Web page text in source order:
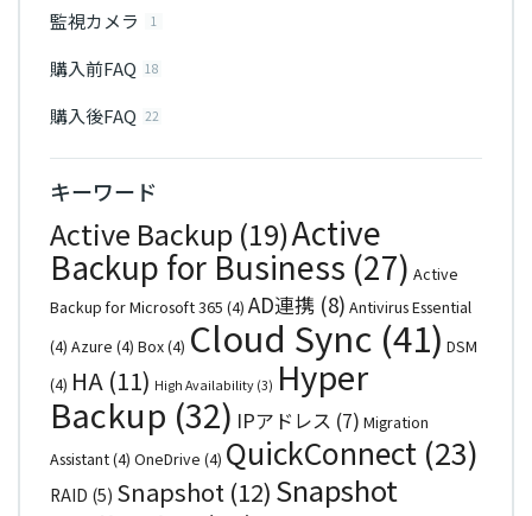
監視カメラ 1
購入前FAQ 18
購入後FAQ 22
キーワード
Active Backup (19)Active
Backup for Business (27) Active
Backup for Microsoft 365 (4) AD連携 (8) Antivirus Essential
(4) Azure (4) Box(4) Cloud Sync (41) DSM
(4) HA (11) High Availability (3) Hyper
Backup (32) IPアドレス (7) Migration
Assistant(4) OneDrive (4) QuickConnect (23)
RAID (5) Snapshot (12) Snapshot